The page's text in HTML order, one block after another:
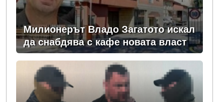
Милионерът Владо Загатото искал
да снабдява с кафе новата власт